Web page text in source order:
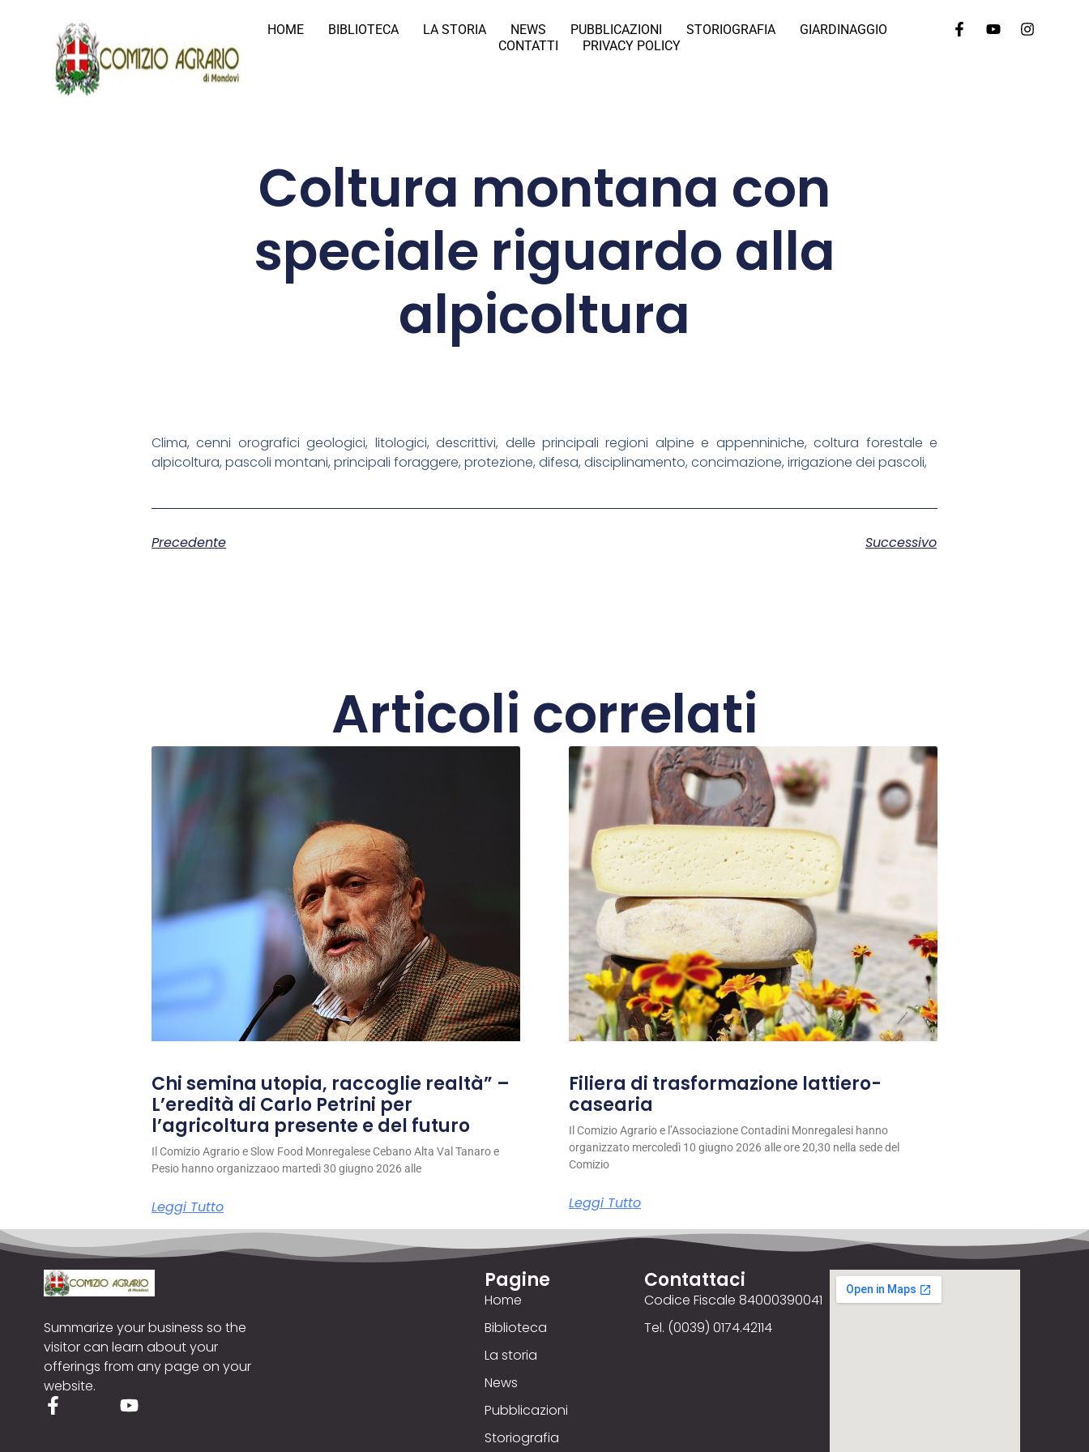
HOME BIBLIOTECA LA STORIA NEWS PUBBLICAZIONI STORIOGRAFIA
GIARDINAGGIO
CONTATTI
PRIVACY POLICY
Coltura montana con
speciale riguardo alla
alpicoltura
Clima, cenni orografici geologici, litologici, descrittivi, delle principali regioni alpine e appenniniche, coltura forestale e
alpicoltura, pascoli montani, principali foraggere, protezione, difesa, disciplinamento, concimazione, irrigazione dei pascoli,
Precedente Successivo
Articoli correlati
Chi semina utopia, raccoglie realtà” –
L’eredità di Carlo Petrini per
l’agricoltura presente e del futuro
Il Comizio Agrario e Slow Food Monregalese Cebano Alta Val Tanaro e
Pesio hanno organizzaoo martedì 30 giugno 2026 alle
Leggi Tutto
Filiera di trasformazione lattiero-
casearia
Il Comizio Agrario e l’Associazione Contadini Monregalesi hanno
organizzato mercoledì 10 giugno 2026 alle ore 20,30 nella sede del
Comizio
Leggi Tutto
Summarize your business so the
visitor can learn about your
offerings from any page on your
website.
Pagine
Home
Biblioteca
La storia
News
Pubblicazioni
Storiografia
Contattaci
Codice Fiscale 84000390041
Tel. (0039) 0174.42114